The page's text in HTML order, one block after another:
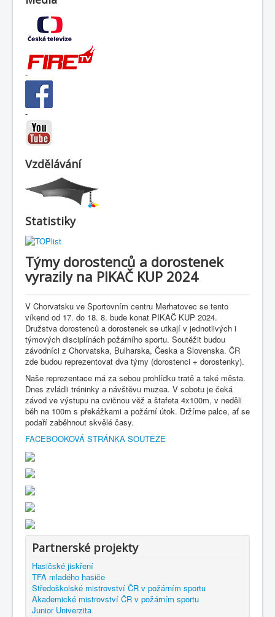
-
-
Vzdělávání
Statistiky
Týmy dorostenců a dorostenek
vyrazily na PIKAČ KUP 2024
V Chorvatsku ve Sportovním centru Merhatovec se tento
víkend od 17. do 18. 8. bude konat PIKAČ KUP 2024.
Družstva dorostenců a dorostenek se utkají v jednotlivých i
týmových disciplínách požárního sportu. Soutěžit budou
závodníci z Chorvatska, Bulharska, Česka a Slovenska. ČR
zde budou reprezentovat dva týmy (dorostenci + dorostenky).
Naše reprezentace má za sebou prohlídku tratě a také města.
Dnes zvládli tréninky a návštěvu muzea. V sobotu je čeká
závod ve výstupu na cvičnou věž a štafeta 4x100m, v neděli
běh na 100m s překážkami a požární útok. Držíme palce, ať se
podaří zaběhnout skvělé časy.
FACEBOOKOVÁ STRÁNKA SOUTĚŽE
Partnerské projekty
Hasičské jiskření
TFA mladého hasiče
Středoškolské mistrovství ČR v požárním sportu
Akademické mistrovství ČR v požárním sportu
Junior Univerzita